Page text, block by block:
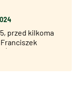
przed kilkoma
Święte w